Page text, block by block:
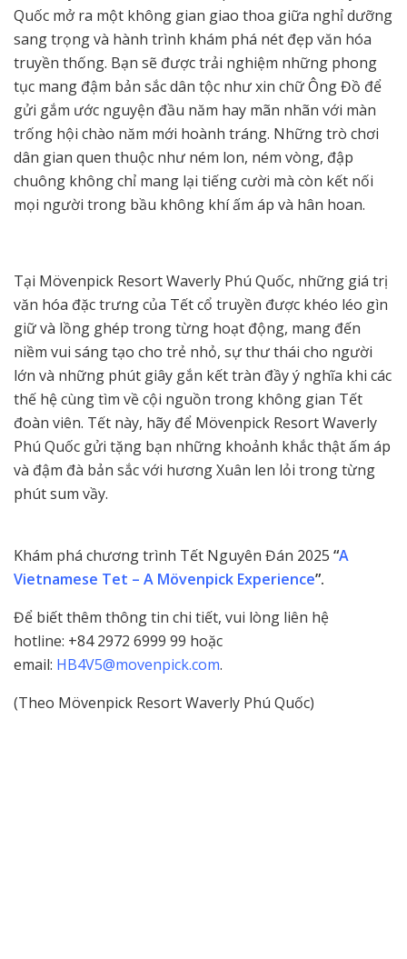
Quốc mở ra một không gian giao thoa giữa nghỉ dưỡng
sang trọng và hành trình khám phá nét đẹp văn hóa
truyền thống. Bạn sẽ được trải nghiệm những phong
tục mang đậm bản sắc dân tộc như xin chữ Ông Đồ để
gửi gắm ước nguyện đầu năm hay mãn nhãn với màn
trống hội chào năm mới hoành tráng. Những trò chơi
dân gian quen thuộc như ném lon, ném vòng, đập
chuông không chỉ mang lại tiếng cười mà còn kết nối
mọi người trong bầu không khí ấm áp và hân hoan.
Tại Mövenpick Resort Waverly Phú Quốc, những giá trị
văn hóa đặc trưng của Tết cổ truyền được khéo léo gìn
giữ và lồng ghép trong từng hoạt động, mang đến
niềm vui sáng tạo cho trẻ nhỏ, sự thư thái cho người
lớn và những phút giây gắn kết tràn đầy ý nghĩa khi các
thế hệ cùng tìm về cội nguồn trong không gian Tết
đoàn viên. Tết này, hãy để Mövenpick Resort Waverly
Phú Quốc gửi tặng bạn những khoảnh khắc thật ấm áp
và đậm đà bản sắc với hương Xuân len lỏi trong từng
phút sum vầy.
Khám phá chương trình Tết Nguyên Đán 2025 “A
Vietnamese Tet – A Mövenpick Experience”.
Để biết thêm thông tin chi tiết, vui lòng liên hệ
hotline: +84 2972 6999 99 hoặc
email: HB4V5@movenpick.com.
(Theo Mövenpick Resort Waverly Phú Quốc)